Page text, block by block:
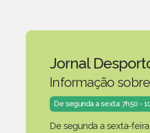
Jornal
Informação
De segunda a sexta: 7h50 -
De segunda a sexta-